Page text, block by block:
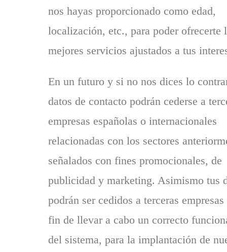
nos hayas proporcionado como edad,
localización, etc., para poder ofrecerte
mejores servicios ajustados a tus
En un futuro y si no nos dices lo
datos de contacto podrán cederse a
empresas españolas o internacionales
relacionadas con los sectores
señalados con fines promocionales, de
publicidad y marketing. Asimismo tus
podrán ser cedidos a terceras
fin de llevar a cabo un correcto
del sistema, para la implantación de